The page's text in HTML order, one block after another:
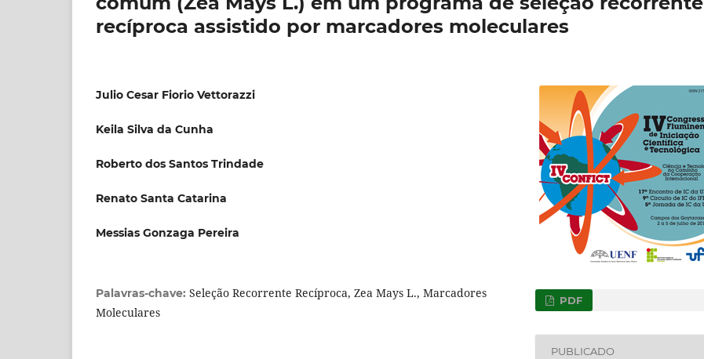
recíproca assistido por marcadores moleculares
Julio Cesar Fiorio Vettorazzi
Keila Silva da Cunha
Roberto dos Santos Trindade
Renato Santa Catarina
Messias Gonzaga Pereira
Palavras-chave: Seleção Recorrente Recíproca, Zea Mays L., Marcadores
Moleculares
PDF
PUBLICADO